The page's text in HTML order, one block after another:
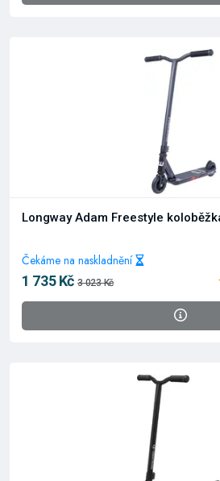
Longway Adam Freestyle
Čekáme na naskladnění
1 735 Kč 3 023 Kč